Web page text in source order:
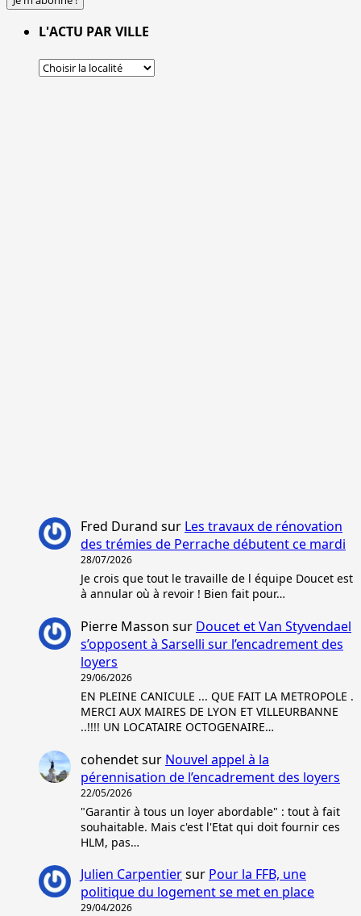
L'ACTU PAR VILLE
Fred Durand sur Les travaux de rénovation
des trémies de Perrache débutent ce mardi
28/07/2026
Je crois que tout le travaille de l équipe Doucet est
à annular où à revoir ! Bien fait pour…
Pierre Masson sur Doucet et Van Styvendael
s’opposent à Sarselli sur l’encadrement des
loyers
29/06/2026
EN PLEINE CANICULE ... QUE FAIT LA METROPOLE .
MERCI AUX MAIRES DE LYON ET VILLEURBANNE
..!!!! UN LOCATAIRE OCTOGENAIRE…
cohendetsur Nouvel appel à la
pérennisation de l’encadrement des loyers
22/05/2026
"Garantir à tous un loyer abordable" : tout à fait
souhaitable. Mais c'est l'Etat qui doit fournir ces
HLM, pas…
Julien Carpentiersur Pour la FFB, une
politique du logement se met en place
29/04/2026